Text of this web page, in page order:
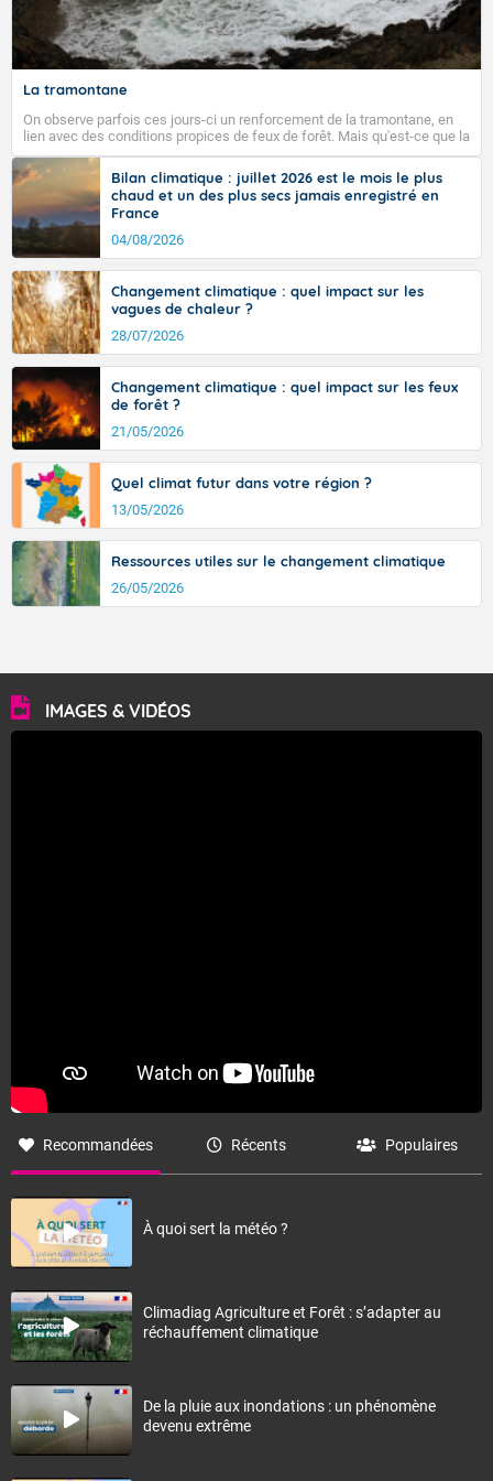
Fermer
La tramontane
On observe parfois ces jours-ci un renforcement de la tramontane, en
lien avec des conditions propices de feux de forêt. Mais qu'est-ce que la
tramontane ? Quelles sont ses caractéristiques ? La tramontane est un
vent turbulent soufflant de secteur nord-ouest à nord, ou ouest à nord-
ouest, dans un secteur qui part du Roussillon à la vallée de l’Aude et à
l’ouest de l’Hérault. L’étymologie de ce vent vient du latin trasmontanus,
signifiant au-delà des monts, en allusion aux régions montagneuses
d’où provient ce vent.
Bilan climatique : juillet 2026 est le mois le plus
chaud et un des plus secs jamais enregistré en
France
04/08/2026
Changement climatique : quel impact sur les
vagues de chaleur ?
28/07/2026
Changement climatique : quel impact sur les feux
de forêt ?
21/05/2026
Quel climat futur dans votre région ?
13/05/2026
Ressources utiles sur le changement climatique
26/05/2026
IMAGES & VIDÉOS
Recommandées Récents Populaires
À quoi sert la météo ?
Climadiag Agriculture et Forêt : s’adapter au
réchauffement climatique
De la pluie aux inondations : un phénomène
devenu extrême